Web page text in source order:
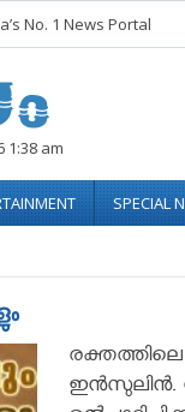
No. 1 News Portal
1:38 am
SPECIAL
ഇൻസുലിൻ.